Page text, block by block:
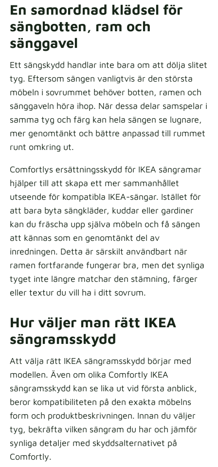
En samordnad klädsel för
sängbotten, ram och
sänggavel
Ett sängskydd handlar inte bara om att dölja slitet
tyg. Eftersom sängen vanligtvis är den största
möbeln i sovrummet behöver botten, ramen och
sänggaveln höra ihop. När dessa delar samspelar i
samma tyg och färg kan hela sängen se lugnare,
mer genomtänkt och bättre anpassad till rummet
runt omkring ut.
Comfortlys ersättningsskydd för IKEA sängramar
hjälper till att skapa ett mer sammanhållet
utseende för kompatibla IKEA-sängar. Istället för
att bara byta sängkläder, kuddar eller gardiner
kan du fräscha upp själva möbeln och få sängen
att kännas som en genomtänkt del av
inredningen. Detta är särskilt användbart när
ramen fortfarande fungerar bra, men det synliga
tyget inte längre matchar den stämning, färger
eller textur du vill ha i ditt sovrum.
Hur väljer man rätt IKEA
sängramsskydd
Att välja rätt IKEA sängramsskydd börjar med
modellen. Även om olika Comfortly IKEA
sängramsskydd kan se lika ut vid första anblick,
beror kompatibiliteten på den exakta möbelns
form och produktbeskrivningen. Innan du väljer
tyg, bekräfta vilken sängram du har och jämför
synliga detaljer med skyddsalternativet på
Comfortly.